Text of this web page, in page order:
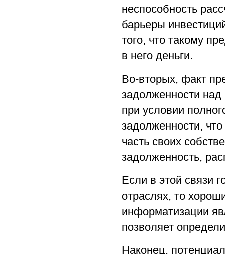
неспособность
барьеры
того, что такому
в него деньги.
Во-вторых, факт
задолженности над
при условии
задолженности,
часть своих
задолженность,
Если в этой связи
отраслях, то
информатизации
позволяет
Наконец,